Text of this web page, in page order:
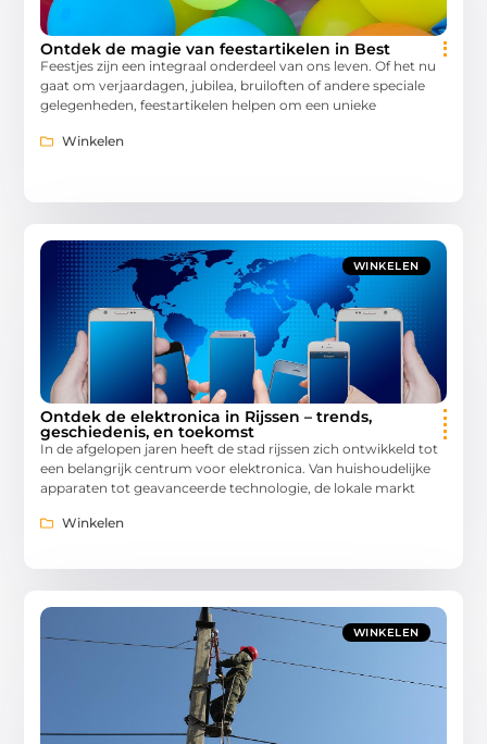
Ontdek de magie van feestartikelen in Best
Feestjes zijn een integraal onderdeel van ons leven. Of het nu
gaat om verjaardagen, jubilea, bruiloften of andere speciale
gelegenheden, feestartikelen helpen om een unieke
Winkelen
WINKELEN
Ontdek de elektronica in Rijssen – trends,
geschiedenis, en toekomst
In de afgelopen jaren heeft de stad rijssen zich ontwikkeld tot
een belangrijk centrum voor elektronica. Van huishoudelijke
apparaten tot geavanceerde technologie, de lokale markt
Winkelen
WINKELEN